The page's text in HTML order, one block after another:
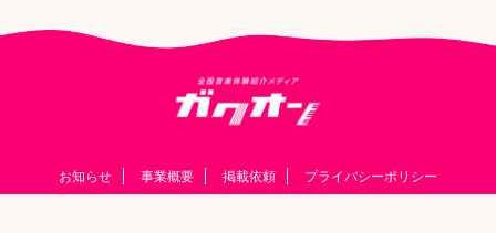
お知らせ 事業概要 掲載依頼 プライバシーポリシー